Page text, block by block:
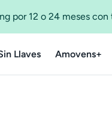
por 12 o 24 meses
Llaves Amovens+